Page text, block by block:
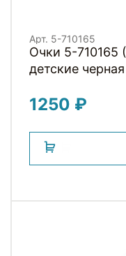
Арт. 5-710165
Очки 5-710165
детские
1250 ₽